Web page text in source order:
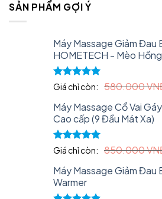
SẢN PHẨM GỢI Ý
Máy Massage Giảm Đau
HOMETECH - Mèo
Rated5.00
Giá chỉ còn: 580.000
Máy Massage Cổ Vai
Cao cấp (9 Đầu Mát Xa)
Rated5.00
Giá chỉ còn: 850.000
Máy Massage Giảm Đau
Warmer